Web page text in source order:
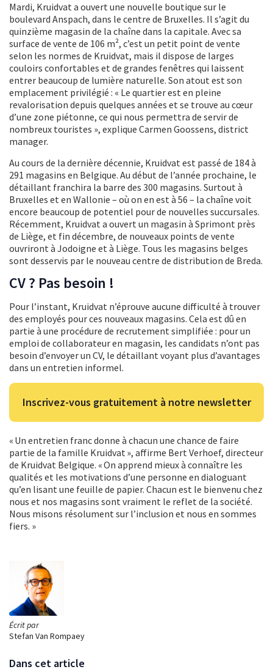
Écrit par
Stefan Van Rompaey
Dans cet article
Mardi, Kruidvat a ouvert une nouvelle boutique sur le
boulevard Anspach, dans le centre de Bruxelles. Il s’agit du
quinzième magasin de la chaîne dans la capitale. Avec sa
surface de vente de 106 m², c’est un petit point de vente
selon les normes de Kruidvat, mais il dispose de larges
couloirs confortables et de grandes fenêtres qui laissent
entrer beaucoup de lumière naturelle. Son atout est son
emplacement privilégié : « Le quartier est en pleine
revalorisation depuis quelques années et se trouve au cœur
d’une zone piétonne, ce qui nous permettra de servir de
nombreux touristes », explique Carmen Goossens, district
manager.
Au cours de la dernière décennie, Kruidvat est passé de 184 à
291 magasins en Belgique. Au début de l’année prochaine, le
détaillant franchira la barre des 300 magasins. Surtout à
Bruxelles et en Wallonie – où on en est à 56 – la chaîne voit
encore beaucoup de potentiel pour de nouvelles succursales.
Récemment, Kruidvat a ouvert un magasin à Sprimont près
de Liège, et fin décembre, de nouveaux points de vente
ouvriront à Jodoigne et à Liège. Tous les magasins belges
sont desservis par le nouveau centre de distribution de Breda.
CV ? Pas besoin !
Pour l’instant, Kruidvat n’éprouve aucune difficulté à trouver
des employés pour ces nouveaux magasins. Cela est dû en
partie à une procédure de recrutement simplifiée : pour un
emploi de collaborateur en magasin, les candidats n’ont pas
besoin d’envoyer un CV, le détaillant voyant plus d’avantages
dans un entretien informel.
Inscrivez-vous gratuitement à notre newsletter
« Un entretien franc donne à chacun une chance de faire
partie de la famille Kruidvat », affirme Bert Verhoef, directeur
de Kruidvat Belgique. « On apprend mieux à connaître les
qualités et les motivations d’une personne en dialoguant
qu’en lisant une feuille de papier. Chacun est le bienvenu chez
nous et nos magasins sont vraiment le reflet de la société.
Nous misons résolument sur l’inclusion et nous en sommes
fiers. »